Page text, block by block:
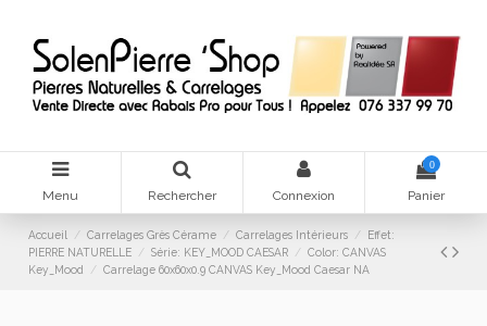
Menu Rechercher Connexion
0
Panier
Accueil Carrelages Grès Cérame Carrelages Intérieurs
Effet:
PIERRE NATURELLE
Série: KEY_MOOD CAESAR
Color: CANVAS
Key_Mood
Carrelage 60x60x0.9 CANVAS Key_Mood Caesar NA